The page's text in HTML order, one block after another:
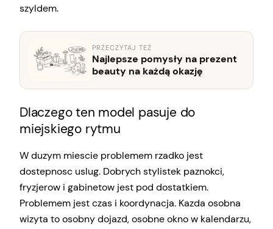
szyldem.
PRZECZYTAJ TEŻ
Najlepsze pomysły na prezent
beauty na każdą okazję
Dlaczego ten model pasuje do
miejskiego rytmu
W duzym miescie problemem rzadko jest
dostepnosc uslug. Dobrych stylistek paznokci,
fryzjerow i gabinetow jest pod dostatkiem.
Problemem jest czas i koordynacja. Kazda osobna
wizyta to osobny dojazd, osobne okno w kalendarzu,